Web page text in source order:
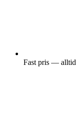
Fast pris — alltid